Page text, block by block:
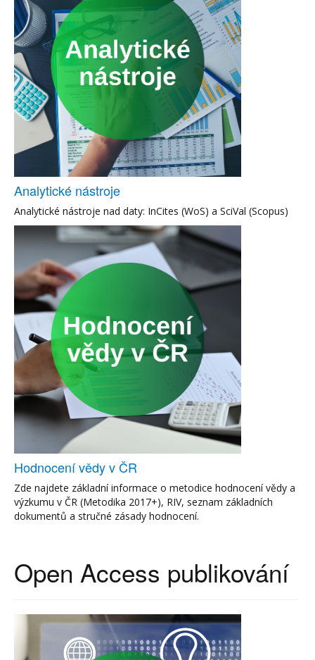
Analytické nástroje
Analytické nástroje nad daty: InCites (WoS) a SciVal (Scopus)
Hodnocení vědy v ČR
Zde najdete základní informace o metodice hodnocení vědy a
výzkumu v ČR (Metodika 2017+), RIV, seznam základních
dokumentů a stručné zásady hodnocení.
Open Access publikování